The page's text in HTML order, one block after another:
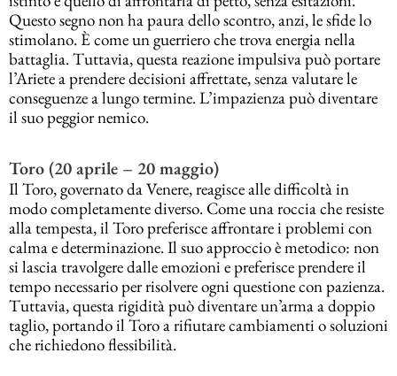
Questo segno non ha paura dello scontro, anzi, le sfide lo
stimolano. È come un guerriero che trova energia nella
battaglia. Tuttavia, questa reazione impulsiva può portare
l’Ariete a prendere decisioni affrettate, senza valutare le
conseguenze a lungo termine. L’impazienza può diventare
il suo peggior nemico.
Toro (20 aprile – 20 maggio)
Il Toro, governato da Venere, reagisce alle difficoltà in
modo completamente diverso. Come una roccia che resiste
alla tempesta, il Toro preferisce affrontare i problemi con
calma e determinazione. Il suo approccio è metodico: non
si lascia travolgere dalle emozioni e preferisce prendere il
tempo necessario per risolvere ogni questione con pazienza.
Tuttavia, questa rigidità può diventare un’arma a doppio
taglio, portando il Toro a rifiutare cambiamenti o soluzioni
che richiedono flessibilità.